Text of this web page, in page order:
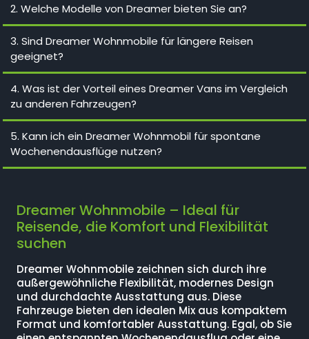
2. Welche Modelle von Dreamer bieten Sie an?
3. Sind Dreamer Wohnmobile für längere Reisen
geeignet?
4. Was ist der Vorteil eines Dreamer Vans im Vergleich
zu anderen Fahrzeugen?
5. Kann ich ein Dreamer Wohnmobil für spontane
Wochenendausflüge nutzen?
Dreamer Wohnmobile – Ideal für
Reisende, die Komfort und Flexibilität
suchen
Dreamer Wohnmobile zeichnen sich durch ihre
außergewöhnliche Flexibilität, modernes Design
und durchdachte Ausstattung aus. Diese
Fahrzeuge bieten den idealen Mix aus kompaktem
Format und komfortabler Ausstattung. Egal, ob Sie